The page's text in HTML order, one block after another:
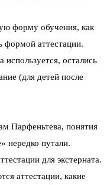
форму обучения, как
формой аттестации.
остались
(для детей после
Парфеньтева, понятия
нередко путали.
для экстерната.
аттестации, какие